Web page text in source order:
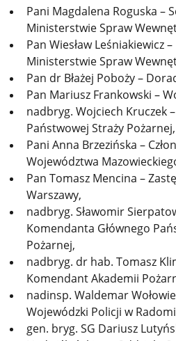
Pani Magdalena Roguska –
Ministerstwie Spraw
Pan Wiesław Leśniakiewicz
Ministerstwie Spraw
Pan dr Błażej Poboży –
Pan Mariusz Frankowski –
nadbryg. Wojciech Kruczek
Państwowej Straży Pożarnej,
Pani Anna Brzezińska –
Województwa
Pan Tomasz Mencina –
Warszawy,
nadbryg. Sławomir
Komendanta Głównego
Pożarnej,
nadbryg. dr hab. Tomasz
Komendant Akademii
nadinsp. Waldemar
Wojewódzki Policji w
gen. bryg. SG Dariusz